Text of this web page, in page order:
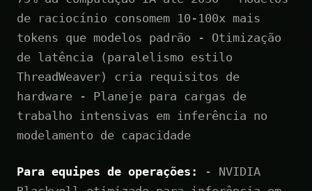
de raciocínio consomem 10-100x mais
tokens que modelos padrão - Otimização
de latência (paralelismo estilo
ThreadWeaver) cria requisitos de
hardware - Planeje para cargas de
trabalho intensivas em inferência no
modelamento de capacidade
Para equipes de operações:
- NVIDIA